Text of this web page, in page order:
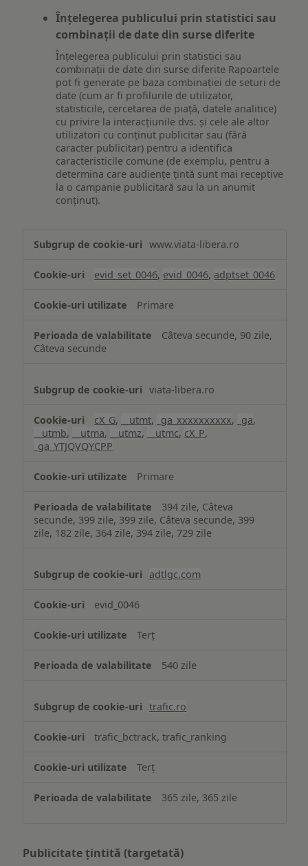
Înțelegerea publicului prin statistici sau
combinații de date din surse diferite
Înțelegerea publicului prin statistici sau
combinații de date din surse diferite Rapoartele
pot fi generate pe baza combinației de seturi de
date (cum ar fi profilurile de utilizator,
statisticile, cercetarea de piață, datele analitice)
cu privire la interacțiunile dvs. și cele ale altor
utilizatori cu conținut publicitar sau (fără
caracter publicitar) pentru a identifica
caracteristicile comune (de exemplu, pentru a
determina care audiențe țintă sunt mai receptive
la o campanie publicitară sau la un anumit
conținut).
www.viata-libera.ro
evid_set_0046, evid_0046, adptset_0046
Primare
Câteva secunde, 90 zile,
Câteva secunde
viata-libera.ro
cX_G, __utmt, _ga_xxxxxxxxxx, _ga,
__utmb, __utma, __utmz, __utmc, cX_P,
_ga_YTJQVQYCPP
Primare
394 zile, Câteva
secunde, 399 zile, 399 zile, Câteva secunde, 399
zile, 182 zile, 364 zile, 394 zile, 729 zile
adtlgc.com
evid_0046
Terț
540 zile
trafic.ro
trafic_bctrack, trafic_ranking
Terț
365 zile, 365 zile
Publicitate țintită (targetată)